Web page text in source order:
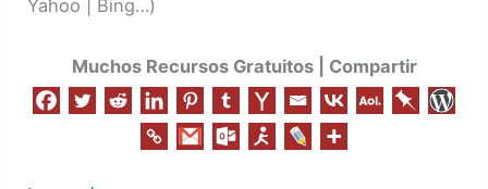
Yahoo | Bing…)
Muchos Recursos Gratuitos | Compartir